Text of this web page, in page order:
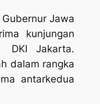
Gubernur Jawa
kunjungan
DKI Jakarta.
dalam rangka
antarkedua